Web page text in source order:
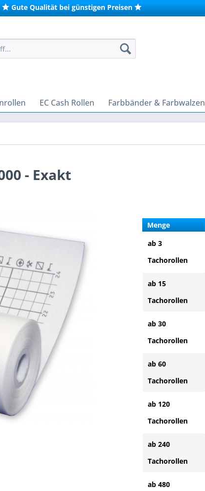
Gute Qualität bei günstigen Preisen
EC Cash Rollen Farbbänder & Farbwalzen
- Exakt
Menge
ab 3
Tachorollen
ab 15
Tachorollen
ab 30
Tachorollen
ab 60
Tachorollen
ab 120
Tachorollen
ab 240
Tachorollen
ab 480